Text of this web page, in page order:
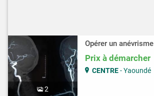
2
Opérer un anévrisme
Prix à démarcher
CENTRE- Yaoundé